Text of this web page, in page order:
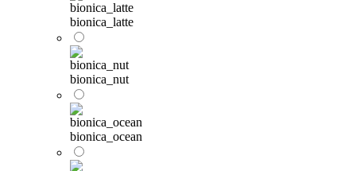
bionica_latte
bionica_nut
bionica_ocean